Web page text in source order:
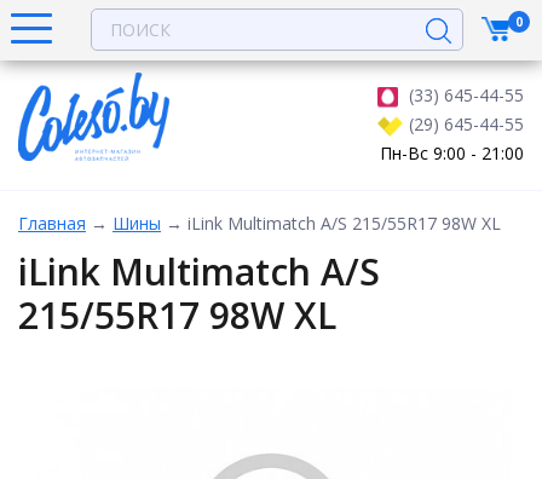
(33) 645-44-55
(29) 645-44-55
Пн-Вс 9:00 - 21:00
0
Главная → Шины → iLink Multimatch A/S 215/55R17 98W XL
iLink Multimatch A/S
215/55R17 98W XL